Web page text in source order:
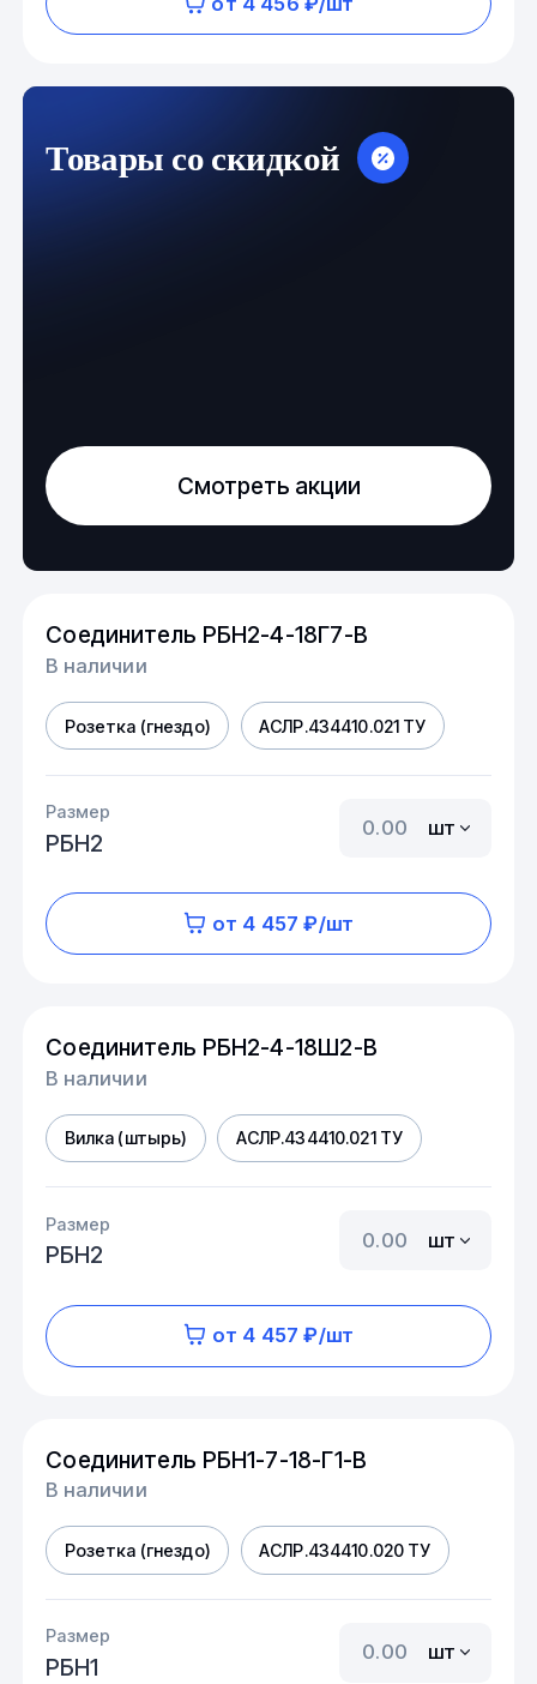
Товары со скидкой
Смотреть акции
Соединитель РБН2-4-18Г7-В
В наличии
Розетка (гнездо) АСЛР.434410.021 ТУ
Размер
РБН2
шт
от 4 457 ₽/шт
Соединитель РБН2-4-18Ш2-В
В наличии
Вилка (штырь) АСЛР.434410.021 ТУ
Размер
РБН2
шт
от 4 457 ₽/шт
Соединитель РБН1-7-18-Г1-В
В наличии
Розетка (гнездо) АСЛР.434410.020 ТУ
Размер
РБН1
шт